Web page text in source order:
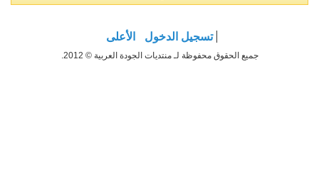
تسجيل الدخول الأعلى
جميع الحقوق محفوظة لـ منتديات الجودة العربية © 2012.